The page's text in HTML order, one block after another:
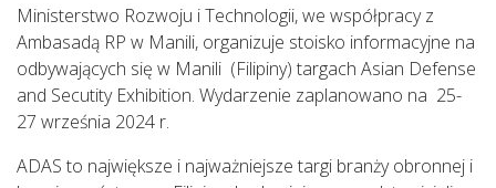
Ministerstwo Rozwoju i Technologii, we współpracy z
Ambasadą RP w Manili, organizuje stoisko informacyjne na
odbywających się w Manili (Filipiny) targach Asian Defense
and Secutity Exhibition. Wydarzenie zaplanowano na 25-
27 września 2024 r.
ADAS to największe i najważniejsze targi branży obronnej i